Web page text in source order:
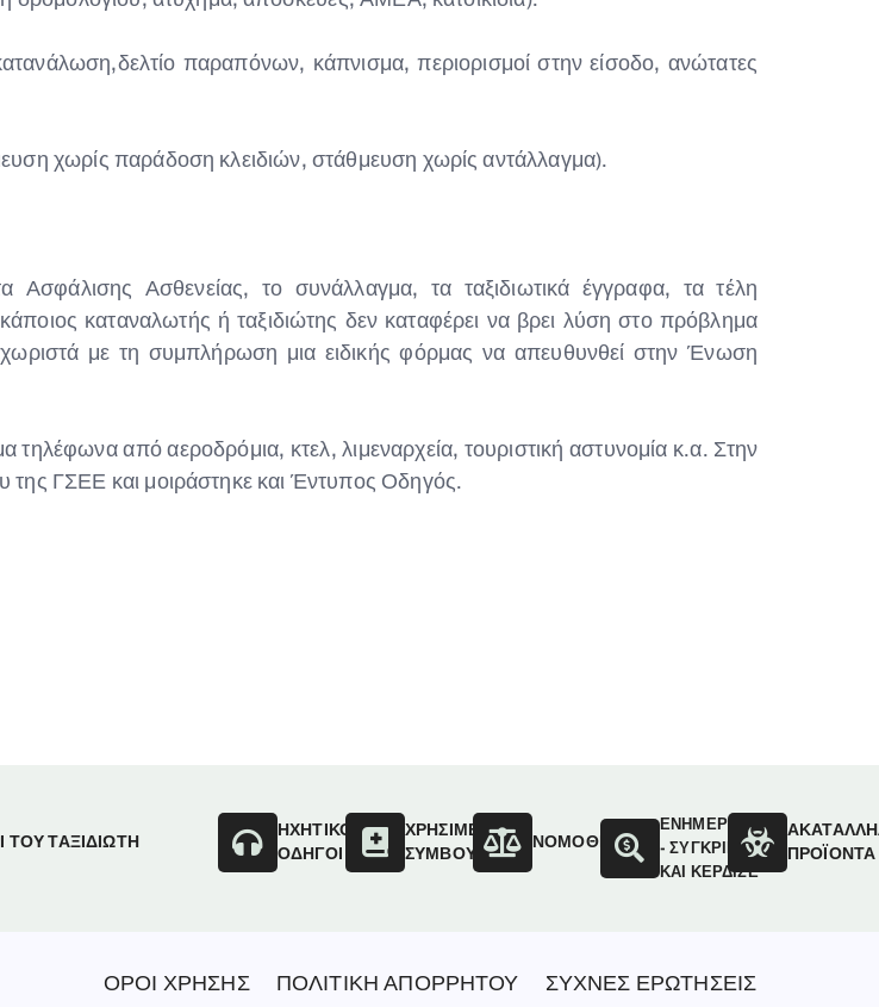
παραπόνων, κάπνισμα, περιορισμοί στην είσοδο, ανώτατες
χωρίς παράδοση κλειδιών, στάθμευση χωρίς αντάλλαγμα).
Ασθενείας, το συνάλλαγμα, τα ταξιδιωτικά έγγραφα, τα τέλη
καταναλωτής ή ταξιδιώτης δεν καταφέρει να βρει λύση στο πρόβλημα
με τη συμπλήρωση μια ειδικής φόρμας να απευθυνθεί στην Ένωση
από αεροδρόμια, κτελ, λιμεναρχεία, τουριστική αστυνομία κ.α. Στην
της ΓΣΕΕ και μοιράστηκε και Έντυπος Οδηγός.
ΤΟΥ ΤΑΞΙΔΙΩΤΗ
ΗΧΗΤΙΚΟΙ
ΟΔΗΓΟΙ
ΧΡΗΣΙΜΕΣ
ΣΥΜΒΟΥΛΕΣ
ΝΟΜΟΘΕΣΙΑ
ΕΝΗΜΕΡΩΣΟΥ
- ΣΥΓΚΡΙΝΕ
ΚΑΙ ΚΕΡΔΙΣΕ
ΠΡΟΪΟΝΤΑ
ΟΡΟΙ ΧΡΗΣΗΣ ΠΟΛΙΤΙΚΗ ΑΠΟΡΡΗΤΟΥ ΣΥΧΝΕΣ ΕΡΩΤΗΣΕΙΣ